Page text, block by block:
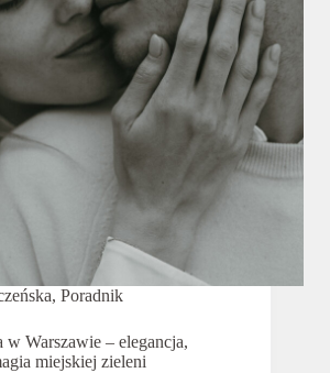
, Poradnik
w Warszawie – elegancja,
miejskiej zieleni